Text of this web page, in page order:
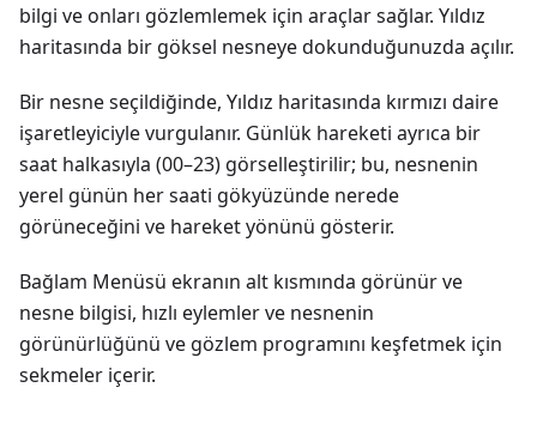
bilgi ve onları gözlemlemek için araçlar sağlar. Yıldız
haritasında bir göksel nesneye dokunduğunuzda açılır.
Bir nesne seçildiğinde, Yıldız haritasında kırmızı daire
işaretleyiciyle vurgulanır. Günlük hareketi ayrıca bir
saat halkasıyla (00–23) görselleştirilir; bu, nesnenin
yerel günün her saati gökyüzünde nerede
görüneceğini ve hareket yönünü gösterir.
Bağlam Menüsü ekranın alt kısmında görünür ve
nesne bilgisi, hızlı eylemler ve nesnenin
görünürlüğünü ve gözlem programını keşfetmek için
sekmeler içerir.